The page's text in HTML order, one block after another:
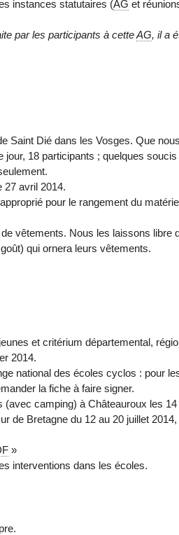
instances statutaires (AG et
par les participants à cetteAG, il a
Saint Dié dans les Vosges. Que
jour, 18 participants ; quelques
27 avril 2014.
pour le rangement du
vêtements. Nous les laissons libre
qui ornera leurs vêtements.
et critérium départemental,
2014.
national des écoles cyclos : pour
la fiche à faire signer.
camping) à Châteauroux les 14
de Bretagne du 12 au 20 juillet
»
interventions dans les écoles.